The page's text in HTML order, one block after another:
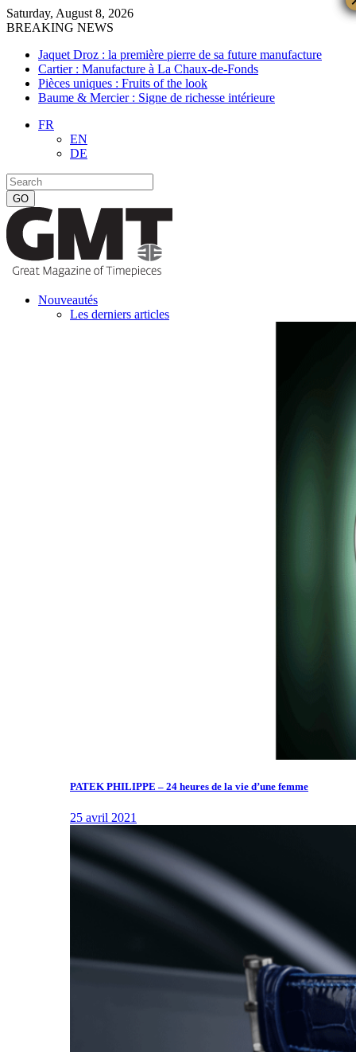
Saturday, August 8, 2026
BREAKING NEWS
Jaquet Droz : la première pierre de sa future manufacture
Cartier : Manufacture à La Chaux-de-Fonds
Pièces uniques : Fruits of the look
Baume & Mercier : Signe de richesse intérieure
FR
EN
DE
Nouveautés
Les derniers articles
PATEK PHILIPPE – 24 heures de la vie d’une femme
25 avril 2021